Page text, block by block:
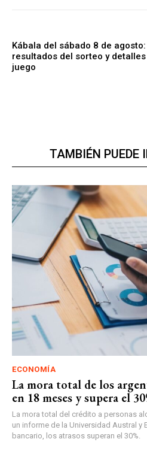
Kábala del sábado 8 de agosto:
resultados del sorteo y
juego
TAMBIÉN PUEDE
ECONOMÍA
La mora total de los
en 18 meses y supera el
La mora total del crédito a personas
un informe de la Universidad Austral y
bancario, los atrasos superan el 30%.